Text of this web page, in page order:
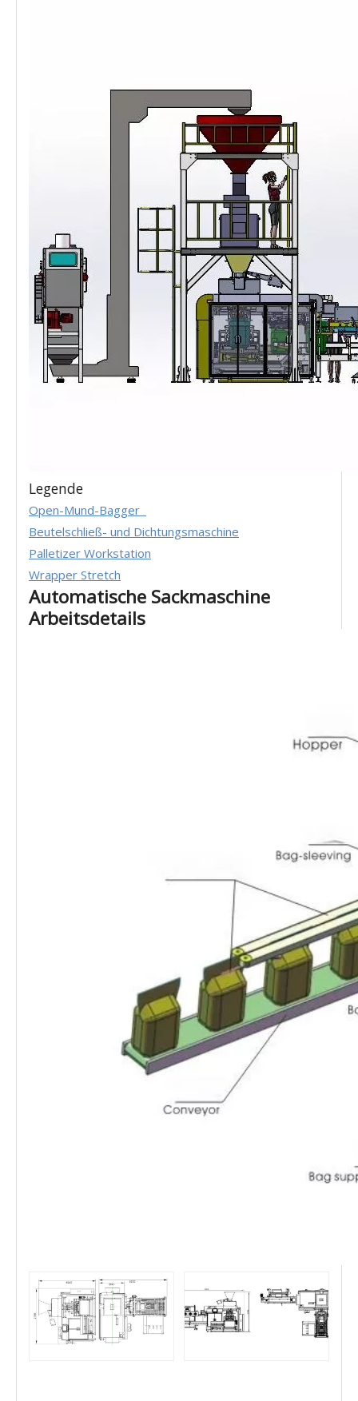
Legende
Open-Mund-Bagger
Beutelschließ- und Dichtungsmaschine
Palletizer Workstation
Wrapper Stretch
Automatische Sackmaschine
Arbeitsdetails